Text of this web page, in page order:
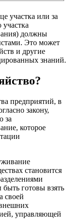
участка или за
должны
Это может
и другие
знаний.
предприятий, в
закону,
за
которое
становится
готовы взять
своей
управляющей